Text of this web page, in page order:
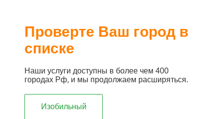
Проверте Ваш город в
списке
Наши услуги доступны в более чем 400
городах Рф, и мы продолжаем расширяться.
Изобильный